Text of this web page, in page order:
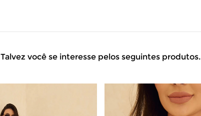
Talvez você se interesse pelos seguintes produtos.